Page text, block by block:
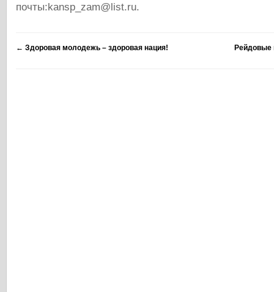
почты:kansp_zam@list.ru.
← Здоровая молодежь – здоровая нация! Рейдовые